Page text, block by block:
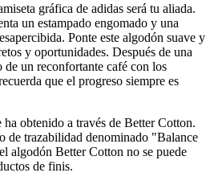
gráfica de adidas será tu aliada.
un estampado engomado y una
Ponte este algodón suave y
y oportunidades. Después de una
de un reconfortante café con los
que el progreso siempre es
obtenido a través de Better Cotton.
de trazabilidad denominado "Balance
algodón Better Cotton no se puede
de finis.